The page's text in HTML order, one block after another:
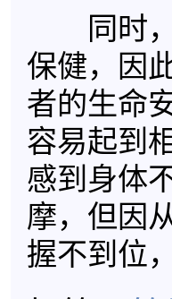
同时，
保健，因
者的生命
容易起到
感到身体
摩，但因
握不到位